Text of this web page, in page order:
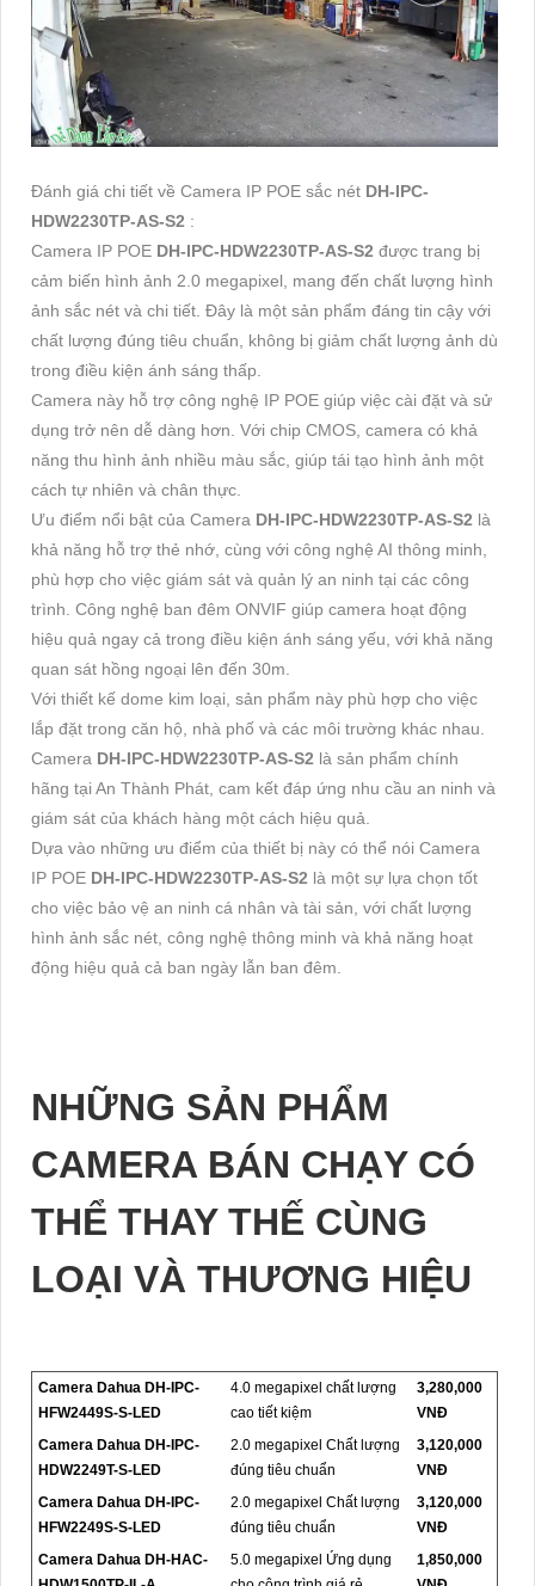
Đánh giá chi tiết về Camera IP POE sắc nét DH-IPC-
HDW2230TP-AS-S2 :
Camera IP POE DH-IPC-HDW2230TP-AS-S2 được trang bị
cảm biến hình ảnh 2.0 megapixel, mang đến chất lượng hình
ảnh sắc nét và chi tiết. Đây là một sản phẩm đáng tin cậy với
chất lượng đúng tiêu chuẩn, không bị giảm chất lượng ảnh dù
trong điều kiện ánh sáng thấp.
Camera này hỗ trợ công nghệ IP POE giúp việc cài đặt và sử
dụng trở nên dễ dàng hơn. Với chip CMOS, camera có khả
năng thu hình ảnh nhiều màu sắc, giúp tái tạo hình ảnh một
cách tự nhiên và chân thực.
Ưu điểm nổi bật của Camera DH-IPC-HDW2230TP-AS-S2 là
khả năng hỗ trợ thẻ nhớ, cùng với công nghệ AI thông minh,
phù hợp cho việc giám sát và quản lý an ninh tại các công
trình. Công nghệ ban đêm ONVIF giúp camera hoạt động
hiệu quả ngay cả trong điều kiện ánh sáng yếu, với khả năng
quan sát hồng ngoại lên đến 30m.
Với thiết kế dome kim loại, sản phẩm này phù hợp cho việc
lắp đặt trong căn hộ, nhà phố và các môi trường khác nhau.
Camera DH-IPC-HDW2230TP-AS-S2 là sản phẩm chính
hãng tại An Thành Phát, cam kết đáp ứng nhu cầu an ninh và
giám sát của khách hàng một cách hiệu quả.
Dựa vào những ưu điểm của thiết bị này có thể nói Camera
IP POE DH-IPC-HDW2230TP-AS-S2 là một sự lựa chọn tốt
cho việc bảo vệ an ninh cá nhân và tài sản, với chất lượng
hình ảnh sắc nét, công nghệ thông minh và khả năng hoạt
động hiệu quả cả ban ngày lẫn ban đêm.
NHỮNG SẢN PHẨM
CAMERA BÁN CHẠY CÓ
THỂ THAY THẾ CÙNG
LOẠI VÀ THƯƠNG HIỆU
Camera Dahua DH-IPC-
HFW2449S-S-LED
4.0 megapixel chất lượng
cao tiết kiệm
3,280,000
VNĐ
Camera Dahua DH-IPC-
HDW2249T-S-LED
2.0 megapixel Chất lượng
đúng tiêu chuẩn
3,120,000
VNĐ
Camera Dahua DH-IPC-
HFW2249S-S-LED
2.0 megapixel Chất lượng
đúng tiêu chuẩn
3,120,000
VNĐ
Camera Dahua DH-HAC-
5.0 megapixel Ứng dụng
1,850,000